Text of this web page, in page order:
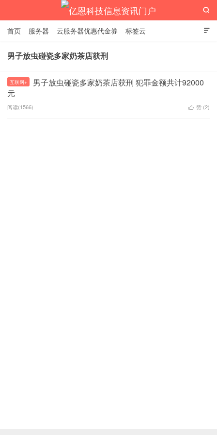
亿恩科技信息资讯门户

首页 服务器 云服务器优惠代金券 标签云

男子放虫碰瓷多家奶茶店获刑
互联网+
男子放虫碰瓷多家奶茶店获刑 犯罪金额共计92000
元
阅读(1566)  赞 (2)